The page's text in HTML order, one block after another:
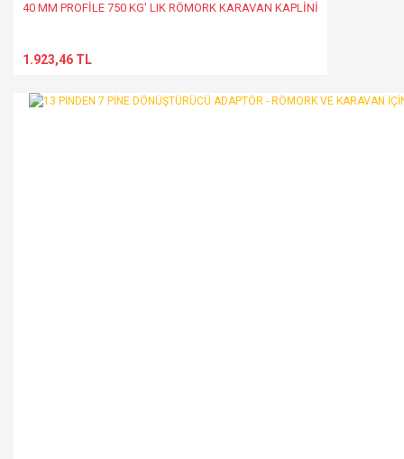
40 MM PROFİLE 750 KG' LIK RÖMORK KARAVAN KAPLİNİ
1.923,46 TL